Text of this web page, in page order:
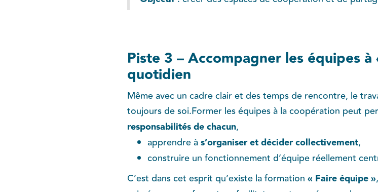
Piste 3 – Accompagner les équipes
quotidien
Même avec un cadre clair et des temps de rencontre, le
toujours de soi.Former les équipes à la coopération peut
responsabilités de chacun,
apprendre às’organiser et décider collectivement,
construire un fonctionnement d’équipe réellement
C’est dans cet esprit qu’existe la formation« Faire équipe »